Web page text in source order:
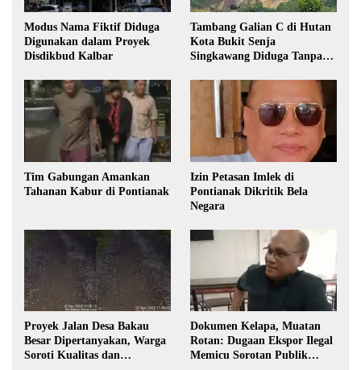
Modus Nama Fiktif Diduga
Digunakan dalam Proyek
Disdikbud Kalbar
Tambang Galian C di Hutan
Kota Bukit Senja
Singkawang Diduga Tanpa
Tim Gabungan Amankan
Tahanan Kabur di Pontianak
Izin Petasan Imlek di
Pontianak Dikritik Bela
Negara
Proyek Jalan Desa Bakau
Besar Dipertanyakan, Warga
Soroti Kualitas dan
Dokumen Kelapa, Muatan
Rotan: Dugaan Ekspor Ilegal
Memicu Sorotan Publik